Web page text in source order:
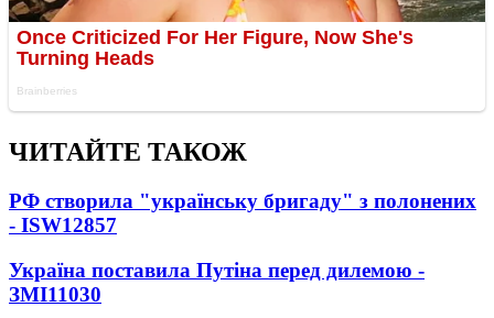
ЧИТАЙТЕ ТАКОЖ
РФ створила "українську бригаду" з полонених
- ISW12857
Україна поставила Путіна перед дилемою -
ЗМІ11030